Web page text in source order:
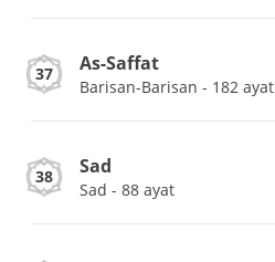
37 As-Saffat
Barisan-Barisan - 182 ayat
38 Sad
Sad - 88 ayat